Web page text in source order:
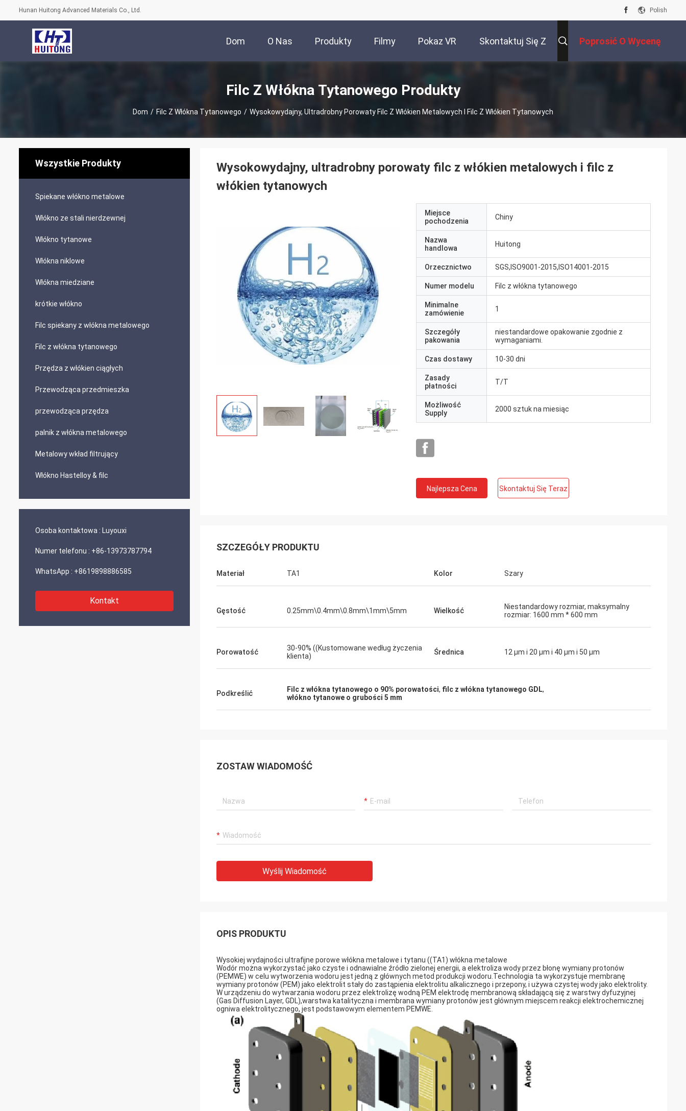
Hunan Huitong Advanced Materials Co., Ltd. Polish
Dom O Nas Produkty Filmy Pokaz VR Skontaktuj Się Z Poprosić O Wycenę
Filc Z Włókna Tytanowego Produkty
Dom / Filc Z Włókna Tytanowego / Wysokowydajny, Ultradrobny Porowaty Filc Z Włókien Metalowych I Filc Z Włókien Tytanowych
Wszystkie Produkty
Spiekane włókno metalowe
Włókno ze stali nierdzewnej
Włókno tytanowe
Włókna niklowe
Włókna miedziane
krótkie włókno
Filc spiekany z włókna metalowego
Filc z włókna tytanowego
Przędza z włókien ciągłych
Przewodząca przedmieszka
przewodząca przędza
palnik z włókna metalowego
Metalowy wkład filtrujący
Włókno Hastelloy & filc
Osoba kontaktowa : Luyouxi
Numer telefonu : +86-13973787794
WhatsApp : +8619898886585
Kontakt
Wysokowydajny, ultradrobny porowaty filc z włókien metalowych i filc z
włókien tytanowych
Miejsce
pochodzenia
Chiny
Nazwa
handlowa
Huitong
Orzecznictwo SGS,ISO9001-2015,ISO14001-2015
Numer modelu Filc z włókna tytanowego
Minimalne
zamówienie
1
Szczegóły
pakowania
niestandardowe opakowanie zgodnie z
wymaganiami.
Czas dostawy 10-30 dni
Zasady
płatności
T/T
Możliwość
Supply
2000 sztuk na miesiąc
Najlepsza Cena Skontaktuj Się Teraz
SZCZEGÓŁY PRODUKTU
Materiał TA1 Kolor Szary
Gęstość 0.25mm\0.4mm\0.8mm\1mm\5mm Wielkość
Niestandardowy rozmiar, maksymalny
rozmiar: 1600 mm * 600 mm
Porowatość
30-90% ((Kustomowane według życzenia
klienta)
Średnica 12 μm i 20 μm i 40 μm i 50 μm
Podkreślić Filc z włókna tytanowego o 90% porowatości, filc z włókna tytanowego GDL,
włókno tytanowe o grubości 5 mm
ZOSTAW WIADOMOŚĆ
Wyślij Wiadomość
OPIS PRODUKTU
Wysokiej wydajności ultrafijne porowe włókna metalowe i tytanu ((TA1) włókna metalowe
Wodór można wykorzystać jako czyste i odnawialne źródło zielonej energii, a elektroliza wody przez błonę wymiany protonów
(PEMWE) w celu wytworzenia wodoru jest jedną z głównych metod produkcji wodoru.Technologia ta wykorzystuje membranę
wymiany protonów (PEM) jako elektrolit stały do zastąpienia elektrolitu alkalicznego i przepony, i używa czystej wody jako elektrolity.
W urządzeniu do wytwarzania wodoru przez elektrolizę wodną PEM elektrodę membranową składającą się z warstwy dyfuzyjnej
(Gas Diffusion Layer, GDL),warstwa katalityczna i membrana wymiany protonów jest głównym miejscem reakcji elektrochemicznej
ogniwa elektrolitycznego, jest podstawowym elementem PEMWE.